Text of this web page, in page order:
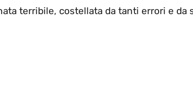
terribile, costellata da tanti errori e da